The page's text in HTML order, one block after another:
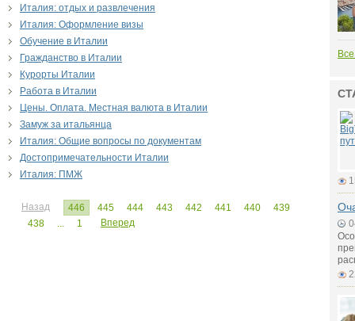
Италия: отдых и развлечения
Италия: Оформление визы
Обучение в Италии
Гражданство в Италии
Курорты Италии
Работа в Италии
Цены. Оплата. Местная валюта в Италии
Замуж за итальянца
Италия: Общие вопросы по документам
Достопримечательности Италии
Италия: ПМЖ
Назад 446 445 444 443 442 441 440
439
438
... 1 Вперед